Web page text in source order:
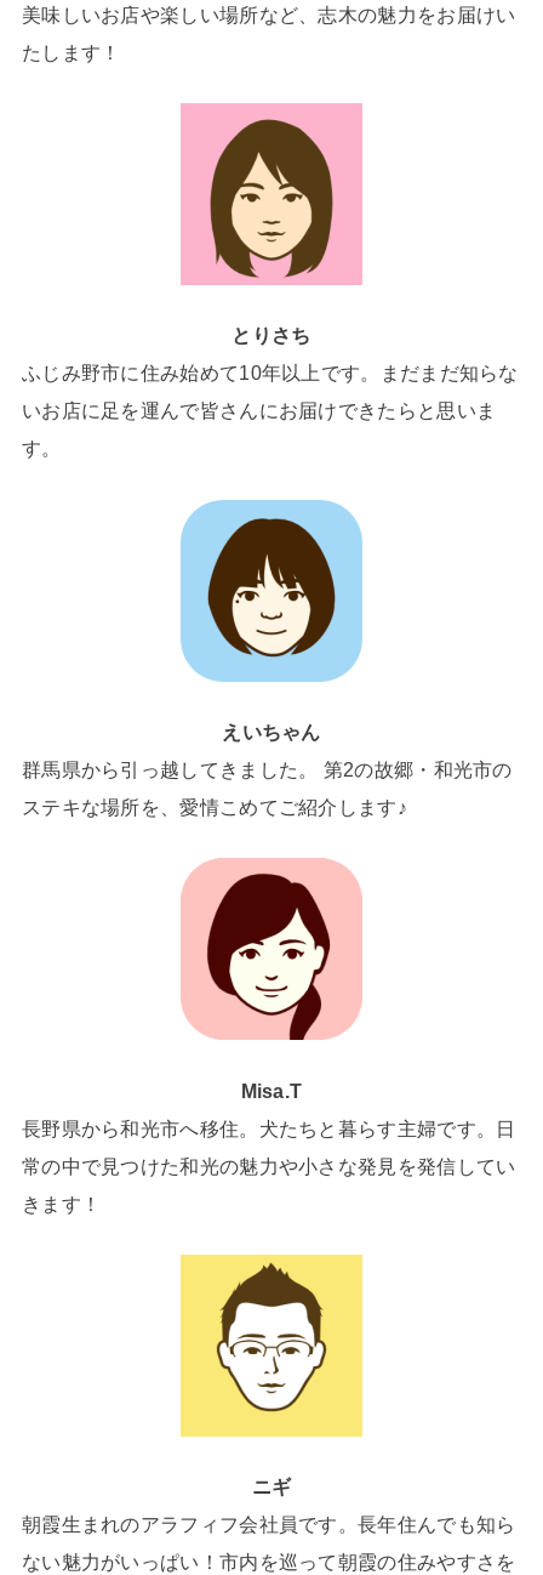
美味しいお店や楽しい場所など、志木の魅力をお届けい
たします！
とりさち
ふじみ野市に住み始めて10年以上です。まだまだ知らな
いお店に足を運んで皆さんにお届けできたらと思いま
す。
えいちゃん
群馬県から引っ越してきました。 第2の故郷・和光市の
ステキな場所を、愛情こめてご紹介します♪
Misa.T
長野県から和光市へ移住。犬たちと暮らす主婦です。日
常の中で見つけた和光の魅力や小さな発見を発信してい
きます！
ニギ
朝霞生まれのアラフィフ会社員です。長年住んでも知ら
ない魅力がいっぱい！市内を巡って朝霞の住みやすさを